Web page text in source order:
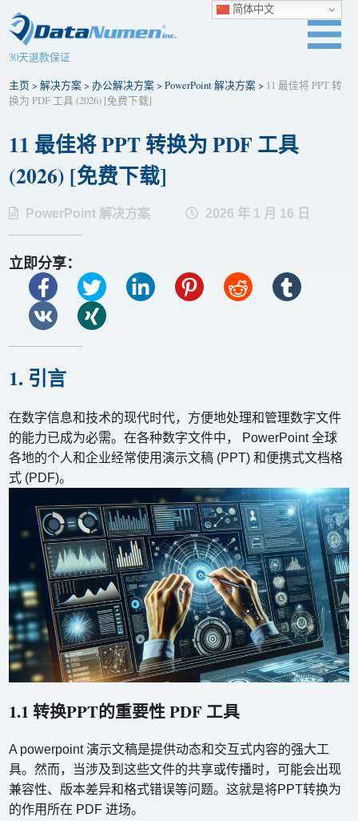
30天退款保证
主页 >解决方案>办公解决方案>PowerPoint 解决方案> 11 最佳将 PPT 转
换为 PDF 工具 (2026) [免费下​​载]
11 最佳将 PPT 转换为 PDF 工具
(2026) [免费下​​载]
PowerPoint 解决方案 2026 年 1 月 16 日
立即分享：
1. 引言
在数字信息和技术的现代时代，方便地处理和管理数字文件
的能力已成为必需。在各种数字文件中， PowerPoint 全球
各地的个人和企业经常使用演示文稿 (PPT) 和便携式文档格
式 (PDF)。
1.1 转换PPT的重要性 PDF 工具
A powerpoint 演示文稿是提供动态和交互式内容的强大工
具。然而，当涉及到这些文件的共享或传播时，可能会出现
兼容性、版本差异和格式错误等问题。这就是将PPT转换为
的作用所在 PDF 进场。
简体中文